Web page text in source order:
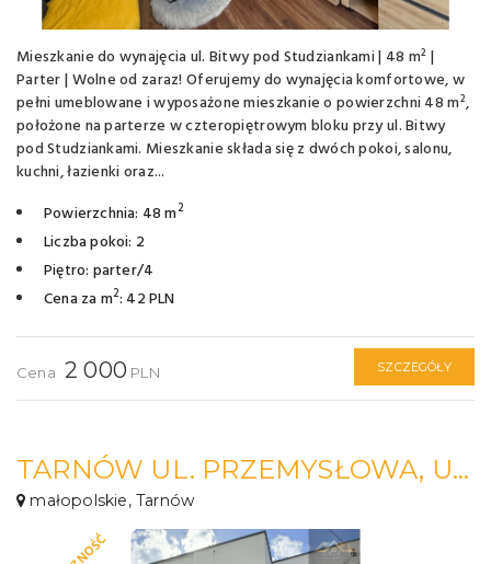
Mieszkanie do wynajęcia ul. Bitwy pod Studziankami | 48 m² |
Parter | Wolne od zaraz! Oferujemy do wynajęcia komfortowe, w
pełni umeblowane i wyposażone mieszkanie o powierzchni 48 m²,
położone na parterze w czteropiętrowym bloku przy ul. Bitwy
pod Studziankami. Mieszkanie składa się z dwóch pokoi, salonu,
kuchni, łazienki oraz...
Powierzchnia: 48 m2
Liczba pokoi: 2
Piętro: parter/4
Cena za m2: 42 PLN
Cena 2 000 PLN SZCZEGÓŁY
TARNÓW UL. PRZEMYSŁOWA, UMEBLOWANE DOSTĘPNE OD ZARAZ!
małopolskie, Tarnów